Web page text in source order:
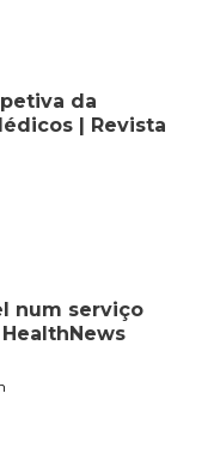
da
| Revista
num serviço